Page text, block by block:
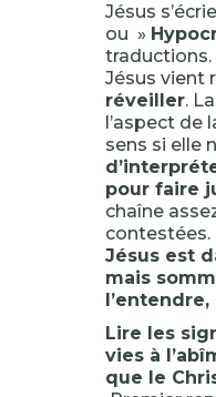
Jésus
ou »
traductions.
Jésus vient
réveiller.
l’aspect de
sens si elle
pour faire
chaîne
contestées.
Jésus est
mais
Lire les
vies à
que le